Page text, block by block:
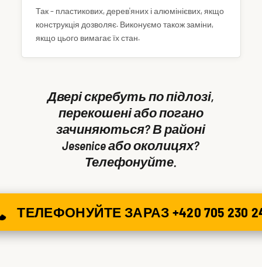
Так – пластикових, дерев'яних і алюмінієвих, якщо
конструкція дозволяє. Виконуємо також заміни,
якщо цього вимагає їх стан.
Двері скребуть по підлозі,
перекошені або погано
зачиняються? В районі
Jesenice або околицях?
Телефонуйте.
ТЕЛЕФОНУЙТЕ ЗАРАЗ +420 705 230